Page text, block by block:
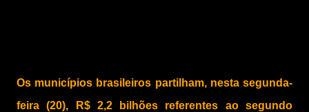
Os municípios brasileiros partilham, nesta segunda-
feira (20), R$ 2,2 bilhões referentes ao segundo